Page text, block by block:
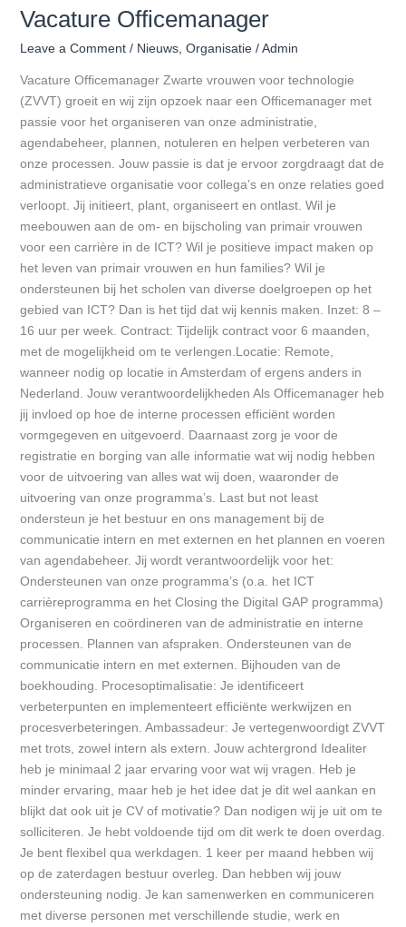
Vacature Officemanager
Leave a Comment / Nieuws, Organisatie/Admin
Vacature Officemanager Zwarte vrouwen voor technologie
(ZVVT) groeit en wij zijn opzoek naar een Officemanager met
passie voor het organiseren van onze administratie,
agendabeheer, plannen, notuleren en helpen verbeteren van
onze processen. Jouw passie is dat je ervoor zorgdraagt dat de
administratieve organisatie voor collega’s en onze relaties goed
verloopt. Jij initieert, plant, organiseert en ontlast. Wil je
meebouwen aan de om- en bijscholing van primair vrouwen
voor een carrière in de ICT? Wil je positieve impact maken op
het leven van primair vrouwen en hun families? Wil je
ondersteunen bij het scholen van diverse doelgroepen op het
gebied van ICT? Dan is het tijd dat wij kennis maken. Inzet: 8 –
16 uur per week. Contract: Tijdelijk contract voor 6 maanden,
met de mogelijkheid om te verlengen.Locatie: Remote,
wanneer nodig op locatie in Amsterdam of ergens anders in
Nederland. Jouw verantwoordelijkheden Als Officemanager heb
jij invloed op hoe de interne processen efficiënt worden
vormgegeven en uitgevoerd. Daarnaast zorg je voor de
registratie en borging van alle informatie wat wij nodig hebben
voor de uitvoering van alles wat wij doen, waaronder de
uitvoering van onze programma’s. Last but not least
ondersteun je het bestuur en ons management bij de
communicatie intern en met externen en het plannen en voeren
van agendabeheer. Jij wordt verantwoordelijk voor het:
Ondersteunen van onze programma’s (o.a. het ICT
carrièreprogramma en het Closing the Digital GAP programma)
Organiseren en coördineren van de administratie en interne
processen. Plannen van afspraken. Ondersteunen van de
communicatie intern en met externen. Bijhouden van de
boekhouding. Procesoptimalisatie: Je identificeert
verbeterpunten en implementeert efficiënte werkwijzen en
procesverbeteringen. Ambassadeur: Je vertegenwoordigt ZVVT
met trots, zowel intern als extern. Jouw achtergrond Idealiter
heb je minimaal 2 jaar ervaring voor wat wij vragen. Heb je
minder ervaring, maar heb je het idee dat je dit wel aankan en
blijkt dat ook uit je CV of motivatie? Dan nodigen wij je uit om te
solliciteren. Je hebt voldoende tijd om dit werk te doen overdag.
Je bent flexibel qua werkdagen. 1 keer per maand hebben wij
op de zaterdagen bestuur overleg. Dan hebben wij jouw
ondersteuning nodig. Je kan samenwerken en communiceren
met diverse personen met verschillende studie, werk en